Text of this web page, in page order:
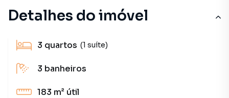
Detalhes do imóvel
3 quartos (1 suíte)
3 banheiros
183 m² útil